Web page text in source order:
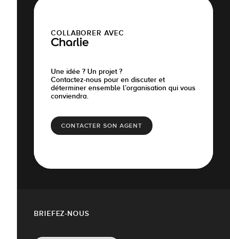
COLLABORER AVEC
Charlie
Une idée ? Un projet ?
Contactez-nous pour en discuter et
déterminer ensemble l’organisation qui vous
conviendra.
CONTACTER SON AGENT
BRIEFEZ-NOUS